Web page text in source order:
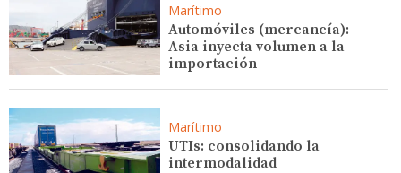
Marítimo
Automóviles (mercancía):
Asia inyecta volumen a la
importación
Marítimo
UTIs: consolidando la
intermodalidad